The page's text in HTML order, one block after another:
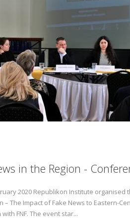
in the Region -
2020 Republikon Institute organised
– The Impact of Fake News to Eastern-
FNF. The event star...